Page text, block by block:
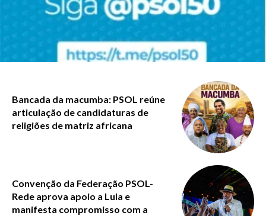
Bancada da macumba: PSOL reúne
articulação de candidaturas de
religiões de matriz africana
Convenção da Federação PSOL-
Rede aprova apoio a Lula e
manifesta compromisso com a